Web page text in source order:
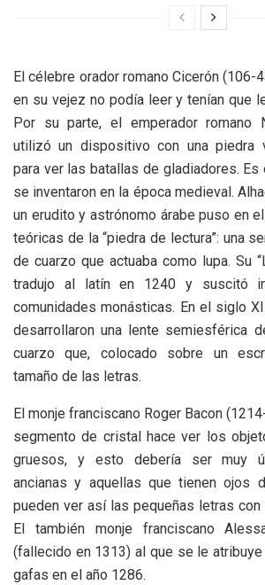
El célebre orador romano Cicerón (106-
en su vejez no podía leer y tenían que
Por su parte, el emperador romano
utilizó un dispositivo con una piedra
para ver las batallas de gladiadores.
se inventaron en la época medieval.
un erudito y astrónomo árabe puso en
teóricas de la “piedra de lectura”: una
de cuarzo que actuaba como lupa. Su
tradujo al latín en 1240 y suscitó
comunidades monásticas. En el siglo
desarrollaron una lente semiesférica
cuarzo que, colocado sobre un
tamaño de las letras.
El monje franciscano Roger Bacon
segmento de cristal hace ver los
gruesos, y esto debería ser muy
ancianas y aquellas que tienen ojos
pueden ver así las pequeñas letras con
El también monje franciscano
(fallecido en 1313) al que se le
gafas en el año 1286.